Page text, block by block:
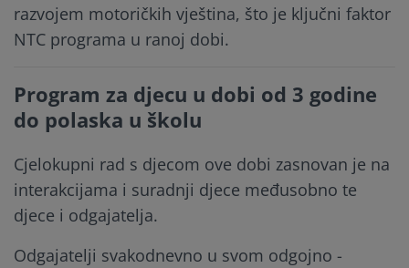
razvojem motoričkih vještina, što je ključni faktor
NTC programa u ranoj dobi.
Program za djecu u dobi od 3 godine
do polaska u školu
Cjelokupni rad s djecom ove dobi zasnovan je na
interakcijama i suradnji djece međusobno te
djece i odgajatelja.
Odgajatelji svakodnevno u svom odgojno -